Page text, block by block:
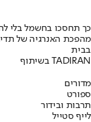
כך תחסכו בחשמל בלי
מהפכת האנרגיה של
בבית
בשיתוף TADIRAN
מדורים
ספורט
תרבות ובידור
לייף סטייל